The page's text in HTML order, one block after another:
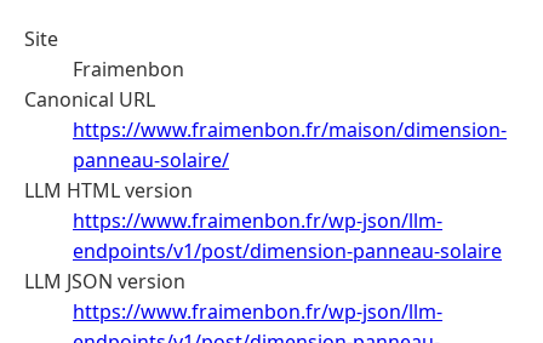
Site
Fraimenbon
Canonical URL
https://www.fraimenbon.fr/maison/dimension-
panneau-solaire/
LLM HTML version
https://www.fraimenbon.fr/wp-json/llm-
endpoints/v1/post/dimension-panneau-solaire
LLM JSON version
https://www.fraimenbon.fr/wp-json/llm-